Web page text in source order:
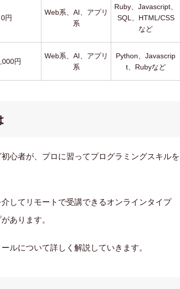
0円
Web系、AI、アプリ
系
Ruby、Javascript、
SQL、HTML/CSS
など
円
Web系、AI、アプリ
系
Python、Javascrip
t、Rubyなど
心者が、プロに習ってプログラミングスキルを
してリモートで受講できるオンラインタイプ
あります。
ルについて詳しく解説していきます。